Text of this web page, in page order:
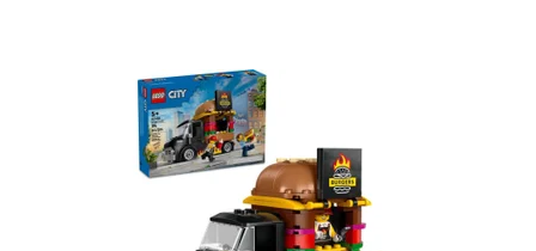
Stavebnice hamburgerového trucku
Dostupnost:
Skladem2
11310
LEGO